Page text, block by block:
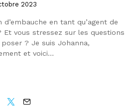
2023
d’embauche en tant qu’agent de
Et vous stressez sur les questions
? Je suis Johanna,
et voici…